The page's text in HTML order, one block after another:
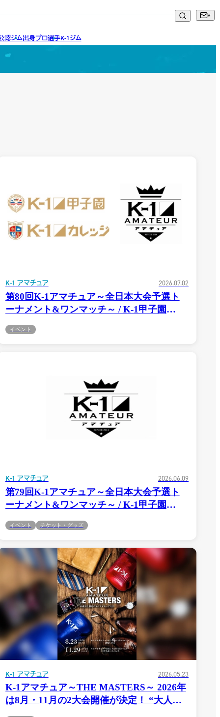
認ジム出身プロ選手K-1ジム
K-1 アマチュア 2026.07.02
第80回K-1アマチュア～全日本大会予選ト
ーナメント&ワンマッチ～ / K-1甲子園
戦表、タイムスケジュールが決定！
イベント
K-1 アマチュア 2026.06.09
第79回K-1アマチュア～全日本大会予選ト
ーナメント&ワンマッチ～ / K-1甲子園
6.14(日)YouTube生配信が決定！
イベント チケット・グッズ
K-1 アマチュア 2026.05.23
K-1アマチュア～THE MASTERS～ 2026年
は8月・11月の2大会開催が決定！ “大人た